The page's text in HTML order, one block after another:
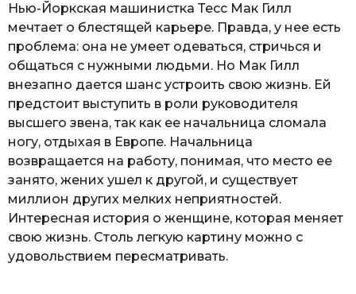
Нью-Йоркская машинистка Тесс Мак Гилл
мечтает о блестящей карьере. Правда, у нее есть
проблема: она не умеет одеваться, стричься и
общаться с нужными людьми. Но Мак Гилл
внезапно дается шанс устроить свою жизнь. Ей
предстоит выступить в роли руководителя
высшего звена, так как ее начальница сломала
ногу, отдыхая в Европе. Начальница
возвращается на работу, понимая, что место ее
занято, жених ушел к другой, и существует
миллион других мелких неприятностей.
Интересная история о женщине, которая меняет
свою жизнь. Столь легкую картину можно с
удовольствием пересматривать.